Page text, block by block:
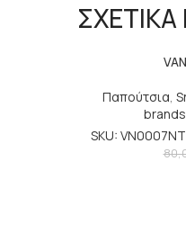
Παπούτσια,
brands
SKU: